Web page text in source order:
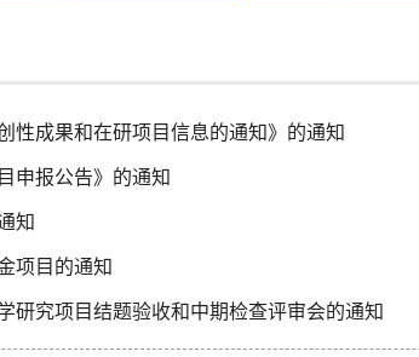
性成果和在研项目信息的通知》的通知
申报公告》的通知
知
项目的通知
研究项目结题验收和中期检查评审会的通知